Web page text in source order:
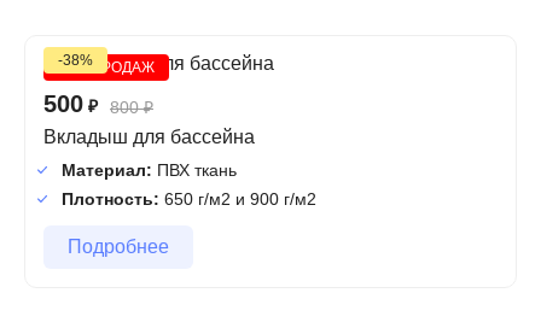
ХИТ ПРОДАЖ
-38%
500 ₽ 800₽
Вкладыш для бассейна
Материал: ПВХ ткань
Плотность: 650 г/м2 и 900 г/м2
Подробнее